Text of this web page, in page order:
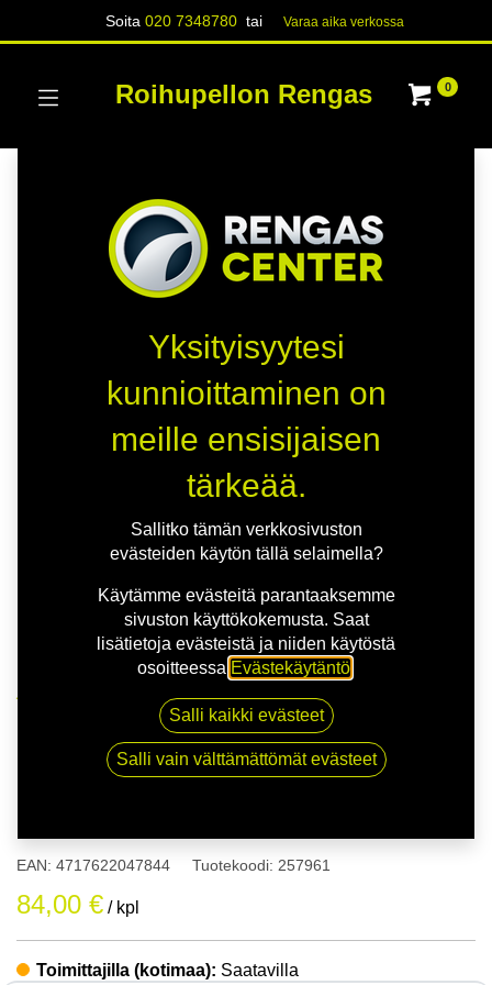
Soita020 7348780 tai Varaa aika verk​​​​ossa
Roihupellon Rengas 0
175/50R15 75H NANKANG NA-1
175/50R15 75H NANKANG NA-
EAN: 4717622047844 Tuotekoodi: 257961
84,00 € / kpl
Toimittajilla (kotimaa): Saatavilla
Yksityisyytesi
kunnioittaminen on
meille ensisijaisen
tärkeää.
Sallitko tämän verkkosivuston
evästeiden käytön tällä selaimella?
Käytämme evästeitä parantaaksemme
sivuston käyttökokemusta. Saat
lisätietoja evästeistä ja niiden käytöstä
osoitteessa Evästekäytäntö
Salli kaikki evästeet
Salli vain välttämättömät evästeet